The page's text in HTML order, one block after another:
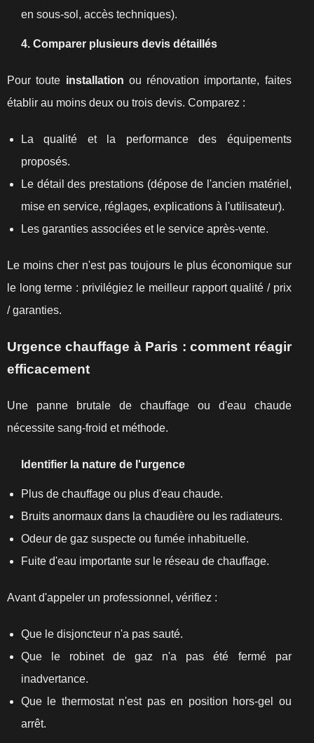
en sous‑sol, accès techniques).
4. Comparer plusieurs devis détaillés
Pour toute installation ou rénovation importante, faites
établir au moins deux ou trois devis. Comparez :
La qualité et la performance des équipements
proposés.
Le détail des prestations (dépose de l'ancien matériel,
mise en service, réglages, explications à l'utilisateur).
Les garanties associées et le service après‑vente.
Le moins cher n'est pas toujours le plus économique sur
le long terme : privilégiez le meilleur rapport qualité / prix
/ garanties.
Urgence chauffage à Paris : comment réagir
efficacement
Une panne brutale de chauffage ou d'eau chaude
nécessite sang‑froid et méthode.
Identifier la nature de l'urgence
Plus de chauffage ou plus d'eau chaude.
Bruits anormaux dans la chaudière ou les radiateurs.
Odeur de gaz suspecte ou fumée inhabituelle.
Fuite d'eau importante sur le réseau de chauffage.
Avant d'appeler un professionnel, vérifiez :
Que le disjoncteur n'a pas sauté.
Que le robinet de gaz n'a pas été fermé par
inadvertance.
Que le thermostat n'est pas en position hors‑gel ou
arrêt.